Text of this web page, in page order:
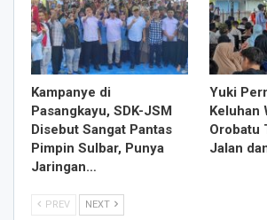
Kampanye di
Pasangkayu, SDK-JSM
Disebut Sangat Pantas
Pimpin Sulbar, Punya
Jaringan…
Yuki
Keluhan
Orobatu
Jalan
PREV NEXT